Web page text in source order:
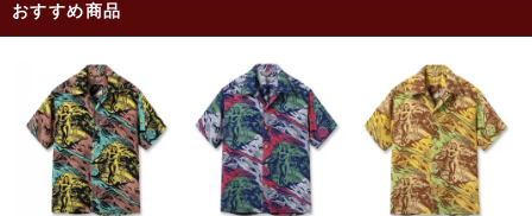
おすすめ商品